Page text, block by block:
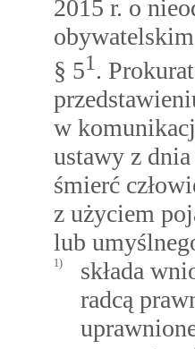
2015 r. o
§ 51 .
w
ustawy z
śmierć
z użyciem
lub
1)
składa
radcą